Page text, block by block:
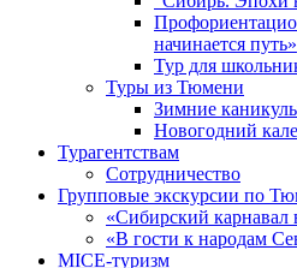
начинается путь»
Тур для
Туры из Тюмени
Зимние
Новогодний
Турагентствам
Сотрудничество
Групповые экскурсии по
«Сибирский карнавал
«В гости к народам
MICE-туризм